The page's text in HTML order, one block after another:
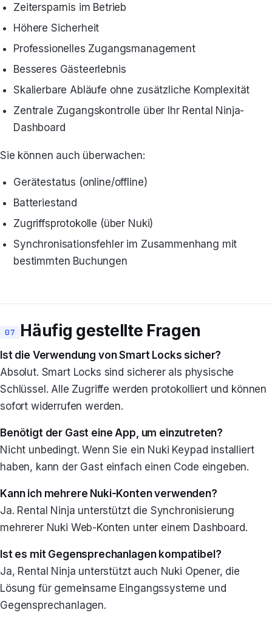
Zeitersparnis im Betrieb
Höhere Sicherheit
Professionelles Zugangsmanagement
Besseres Gästeerlebnis
Skalierbare Abläufe ohne zusätzliche Komplexität
Zentrale Zugangskontrolle über Ihr Rental Ninja-
Dashboard
Sie können auch überwachen:
Gerätestatus (online/offline)
Batteriestand
Zugriffsprotokolle (über Nuki)
Synchronisationsfehler im Zusammenhang mit
bestimmten Buchungen
Häufig gestellte Fragen
Ist die Verwendung von Smart Locks sicher?
Absolut. Smart Locks sind sicherer als physische
Schlüssel. Alle Zugriffe werden protokolliert und können
sofort widerrufen werden.
Benötigt der Gast eine App, um einzutreten?
Nicht unbedingt. Wenn Sie ein Nuki Keypad installiert
haben, kann der Gast einfach einen Code eingeben.
Kann ich mehrere Nuki-Konten verwenden?
Ja. Rental Ninja unterstützt die Synchronisierung
mehrerer Nuki Web-Konten unter einem Dashboard.
Ist es mit Gegensprechanlagen kompatibel?
Ja, Rental Ninja unterstützt auch Nuki Opener, die
Lösung für gemeinsame Eingangssysteme und
Gegensprechanlagen.